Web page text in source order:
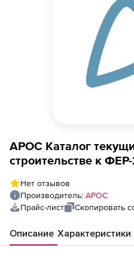
АРОС Каталог
строительстве к
Вологодская область
Нет отзывов
Производитель: АРОС
Прайс-лист
Скопировать
Описание Характеристики